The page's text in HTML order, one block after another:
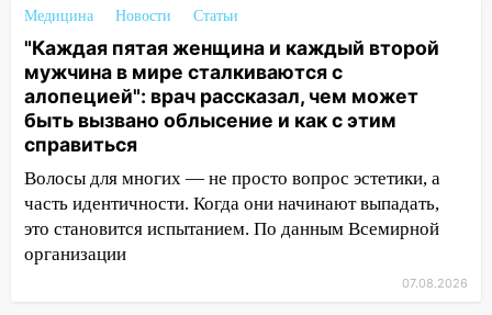
руководителя частной компании
наказали за сокрытие прошлого своего
сотрудник
18:02 В Ульяновск едут звезды
баскетбола!
17:08
оставил в силе приговор руководству
«УльяновскФармации» за махинации на
3,2 млн рублей
Медицина Новости Статьи
"Каждая пятая женщина и каждый второй
мужчина в мире сталкиваются с
алопецией": врач рассказал, чем может
быть вызвано облысение и как с этим
справиться
Волосы для многих — не просто вопрос эстетики, а
часть идентичности. Когда они начинают выпадать,
это становится испытанием. По данным Всемирной
организации
07.08.2026